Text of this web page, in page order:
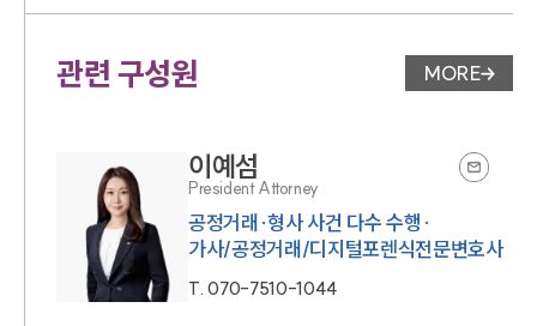
관련 구성원 변호사 페
MORE
이예섬
President Attorney
공정거래·형사 사건 다수 수행·
가사/공정거래/디지털포렌식전문변호사
T.070-7510-1044